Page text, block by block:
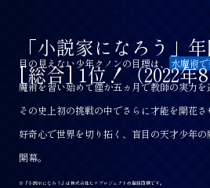
「小説家になろう」
[総合]1位！（2022年
目の見えない少年クノンの目標は、 水魔術
魔術を習い始めて僅か五ヵ月で教師の実力
その史上初の挑戦の中でさらに才能を開花
好奇心で世界を切り拓く、盲目の天才少年の
開幕。
※「小説家になろう」は株式会社ヒナプロジェクトの登録商標です。